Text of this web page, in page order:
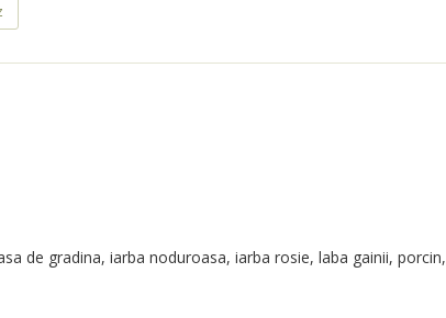
de gradina, iarba noduroasa, iarba rosie, laba gainii, porcin,